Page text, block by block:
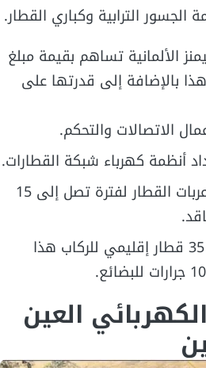
الترابية وكباري القطار.
الألمانية تساهم بقيمة مبلغ
هذا بالإضافة إلى قدرتها على
الاتصالات والتحكم.
أنظمة كهرباء شبكة القطارات.
العمل على صيانة عربات القطار لفترة تصل إلى 15
تصنيع وتوريد عدد 35 قطار إقليمي للركاب هذا
العين